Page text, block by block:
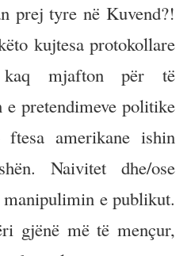
prej tyre në Kuvend?!
kujtesa protokollare
kaq mjafton për të
pretendimeve politike
amerikane ishin
Naivitet dhe/ose
e publikut.
gjënë më të mençur,